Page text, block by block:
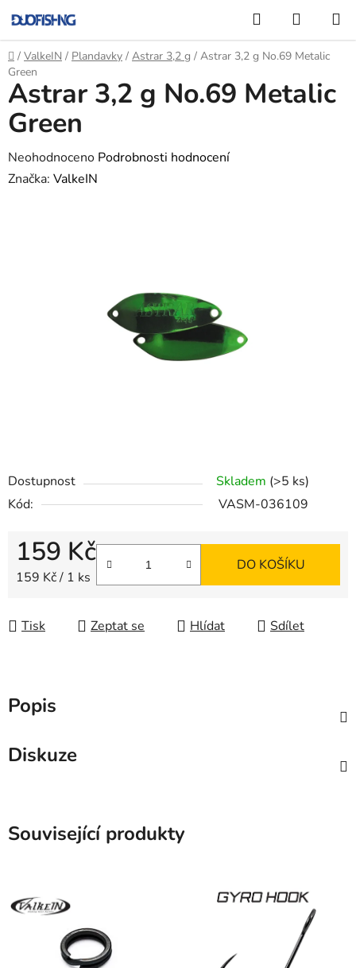
na
obsah
Hledat
KOŠÍK
Domů
/ ValkeIN / Plandavky / Astrar 3,2 g / Astrar 3,2 g No.69 Metalic
Green
Dostupnost Skladem (>5 ks)
Kód:
VASM-036109
159 Kč
Měrná cena:
159 Kč / 1 ks
DO KOŠÍKU
Tisk Zeptat se Hlídat Sdílet
Astrar 3,2 g No.69 Metalic
Green
Průměrné
hodnocení
Neohodnoceno Podrobnosti hodnocení
Značka: ValkeIN
Popis
Diskuze
Související produkty